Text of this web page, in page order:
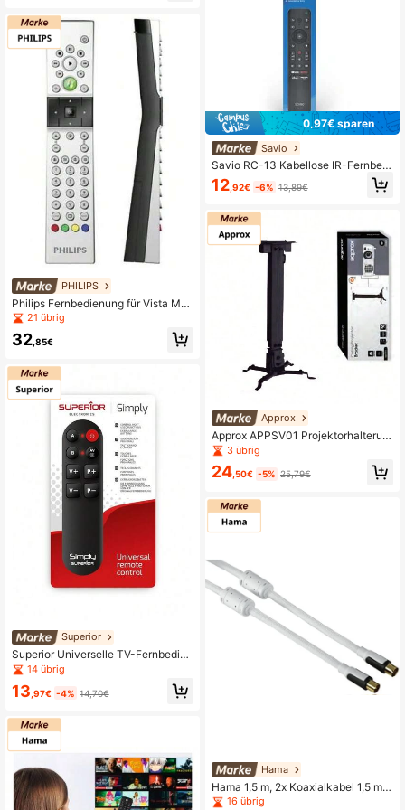
bles Design Isolierung, Galentines,
Welpe, Karneval, Party Dekoratione
n, Küchendekoration, Haushaltswar
en, Muttertags Geschenk, Schlafzi
mmerdekoration, Garten, Küchende
koration, Sommer, Strand, Reiseacc
essoires, Raumdekoration, Quetsch
spielzeug, Abschluss
PHILIPS
Philips Fernbedienung für Vista MC
E-Fernbedienung
21 übrig
32 ,85€
Superior
Superior Universelle TV-Fernbedien
ung, programmierbar per PC, einfac
h SUPTLB001
14 übrig
13 ,97€ -4% 14,70€
0,97€ sparen
Savio
Savio RC-13 Kabellose IR-Fernbedi
enung für TV-Tasten
12 ,92€ -6% 13,89€
Approx
Approx APPSV01 Projektorhalterun
g - Halterung (Deckenmontage, -15
-15°)
3 übrig
24,50€ -5% 25,79€
Hama
Hama 1,5 m, 2x Koaxialkabel 1,5 m
Weiß16 übrig